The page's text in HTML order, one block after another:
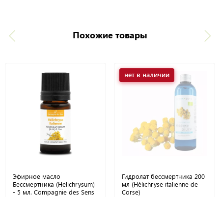
Похожие товары
Эфирное масло
Бессмертника (Helichrysum)
- 5 мл. Compagnie des Sens
нет в наличии
Гидролат бессмертника 200
мл (Hélichryse italienne de
Corse)